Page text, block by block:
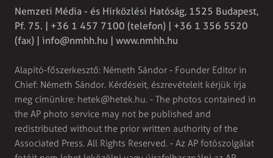
Nemzeti Média - és Hírközlési Hatóság, 1525 Budapest,
Pf. 75. | +36 1 457 7100 (telefon) | +36 1 356 5520
(fax) | info@nmhh.hu | www.nmhh.hu
Alapító-főszerkesztő: Németh Sándor - Founder Editor in
Chief: Németh Sándor. Kérdéseit, észrevételeit kérjük írja
meg címünkre: hetek@hetek.hu. - The photos contained in
the AP photo service may not be published and
redistributed without the prior written authority of the
Associated Press. All Rights Reserved. - Az AP fotószolgálat